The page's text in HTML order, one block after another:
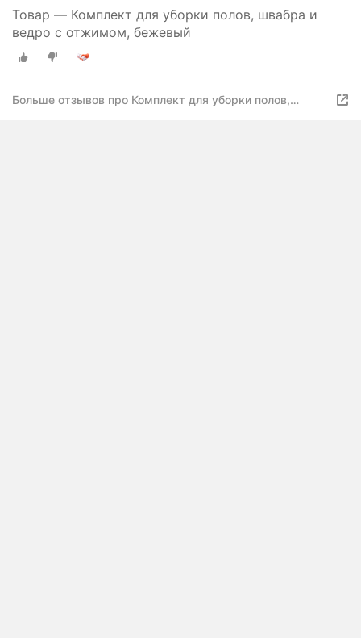
Товар — Комплект для уборки полов, швабра и
ведро с отжимом, бежевый
Больше отзывов про Комплект для уборки полов,